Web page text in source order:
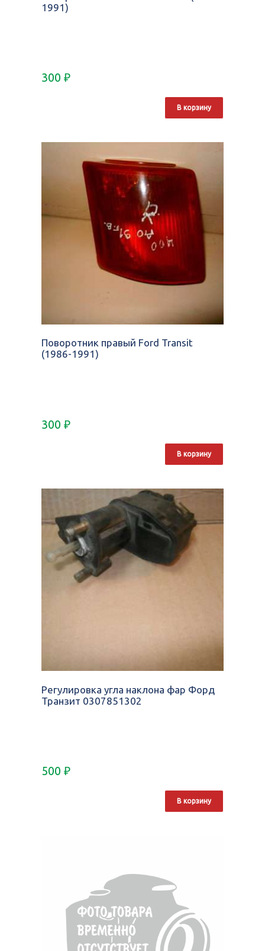
1991)
300 ₽
В корзину
Поворотник правый Ford Transit
(1986-1991)
300 ₽
В корзину
Регулировка угла наклона фар Форд
Транзит 0307851302
500 ₽
В корзину